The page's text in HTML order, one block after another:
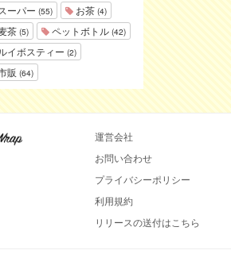
スーパー (55) お茶 (4)
茶 (5) ペットボトル (42)
ルイボスティー (2)
販 (64)
運営会社
お問い合わせ
プライバシーポリシー
利用規約
リリースの送付はこちら